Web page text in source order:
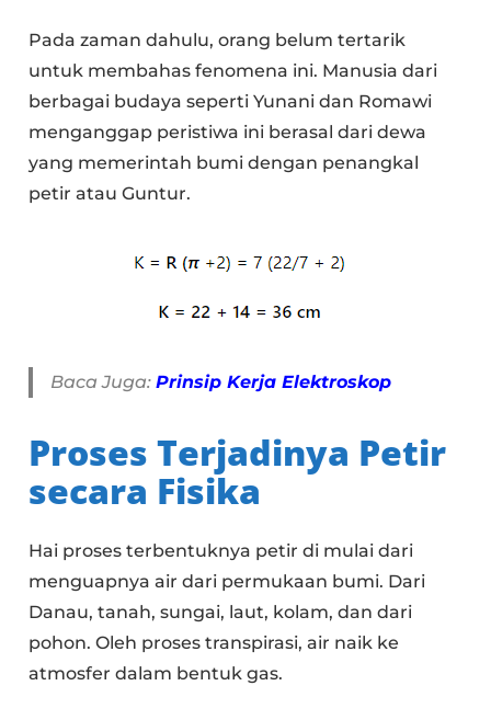
Pada zaman dahulu, orang belum tertarik
untuk membahas fenomena ini. Manusia dari
berbagai budaya seperti Yunani dan Romawi
menganggap peristiwa ini berasal dari dewa
yang memerintah bumi dengan penangkal
petir atau Guntur.
Baca Juga:Prinsip Kerja Elektroskop
Proses Terjadinya Petir
secara Fisika
Hai proses terbentuknya petir di mulai dari
menguapnya air dari permukaan bumi. Dari
Danau, tanah, sungai, laut, kolam, dan dari
pohon. Oleh proses transpirasi, air naik ke
atmosfer dalam bentuk gas.